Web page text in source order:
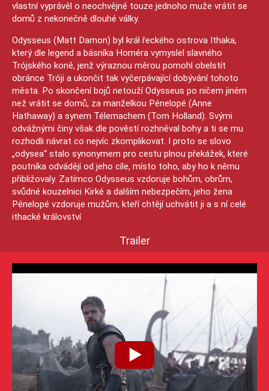
vlastní vyprávěl o neochvějné touze jednoho muže vrátit se
domů z nekonečně dlouhé války.
Odysseus (Matt Damon) byl král řeckého ostrova Ithaka,
který dle legend a básníka Homéra vymyslel slavného
Trójského koně, jenž výraznou měrou pomohl obelstít
obránce Tróji a ukončit tak vyčerpávající dobývání tohoto
města. Po skončení bojů netouží Odysseus po ničem jiném
než vrátit se domů, za manželkou Pénelopé (Anne
Hathaway) a synem Télemachem (Tom Holland). Svými
odvážnými činy však dle pověstí rozhněval bohy a ti se mu
rozhodli návrat co nejvíc zkomplikovat. I proto se slovo
„odysea“ stalo synonymem pro cestu plnou překážek, které
poutníka odvádějí od jeho cíle, místo toho, aby ho k němu
přibližovaly. Zatímco Odysseus vzdoruje bohům, obrům,
svůdné kouzelnici Kirké a dalším nebezpečím, jeho žena
Pénelopé vzdoruje mužům, kteří chtějí uchvátit ji a s ní celé
ithacké království
Trailer